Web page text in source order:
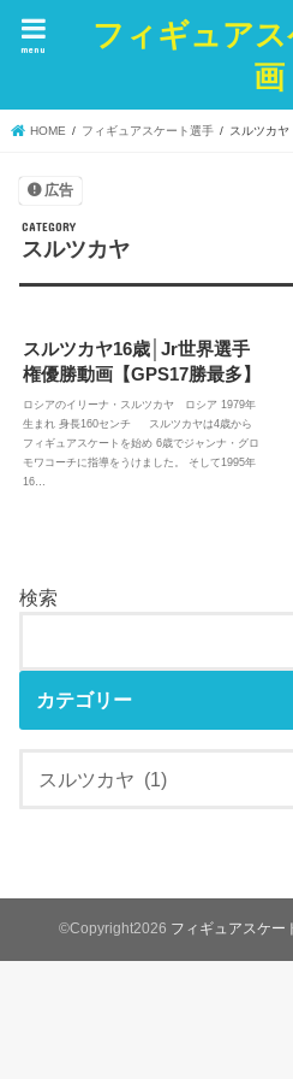
フィギュア
画
menu
HOME フィギュアスケート選手 スルツカヤ
広告
スルツカヤ
スルツカヤ16歳│Jr世界選手
権優勝動画【GPS17勝最多】
ロシアのイリーナ・スルツカヤ ロシア 1979年
生まれ 身長160センチ スルツカヤは4歳から
フィギュアスケートを始め 6歳でジャンナ・グロ
モワコーチに指導をうけました。 そして1995年
16…
検索
カテゴリー
©Copyright2026 フィギュアスケ